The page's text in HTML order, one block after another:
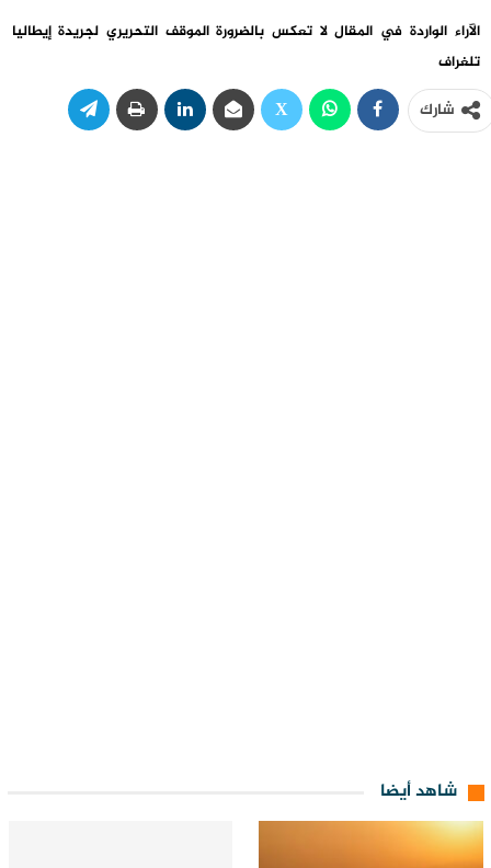
الآراء الواردة في المقال لا تعكس بالضرورة الموقف التحريري لجريدة إيطاليا
تلغراف
شارك
شاهد أيضا